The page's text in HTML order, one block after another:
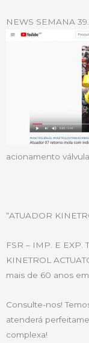
NEWS SEMANA
acionamento
“ATUADOR
FSR – IMP. E EXP.
KINETROL
mais de 60 anos
Consulte-nos!
atenderá
complexa!